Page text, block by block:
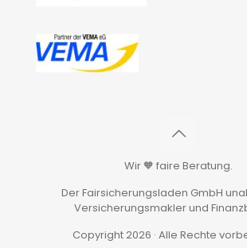
Wir 🧡 faire Beratung.
Der Fairsicherungsladen GmbH
Versicherungsmakler und
Copyright 2026 · Alle Rechte